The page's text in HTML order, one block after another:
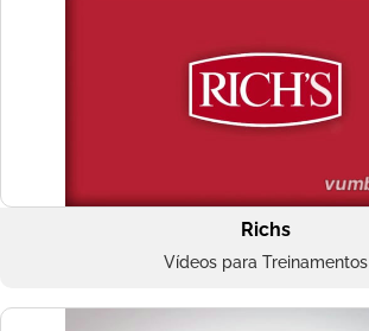
Richs
Vídeos para Treinamentos